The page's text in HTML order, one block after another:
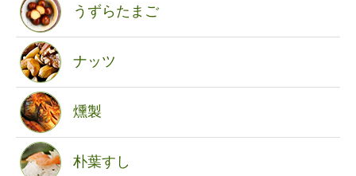
うずらたまご
ナッツ
燻製
朴葉すし